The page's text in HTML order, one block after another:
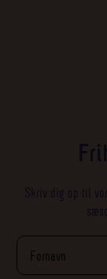
Skriv dig op til